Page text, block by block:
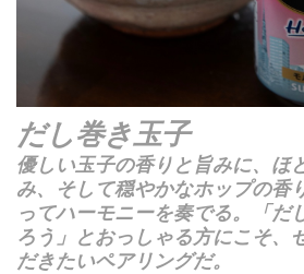
だし巻き玉子
優しい玉子の香りと旨みに、ほ
み、そして穏やかなホップの香
ってハーモニーを奏でる。「だ
ろう」とおっしゃる方にこそ、
だきたいペアリングだ。